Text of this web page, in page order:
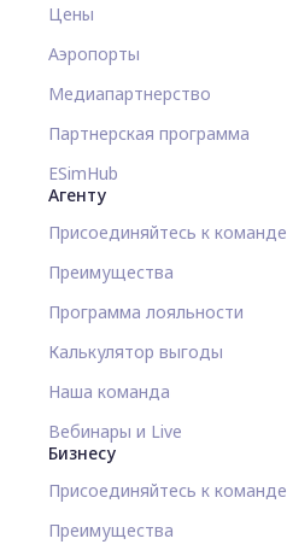
Цены
Аэропорты
Медиапартнерство
Партнерская программа
ESimHub
Агенту
Присоединяйтесь к команде
Преимущества
Программа лояльности
Калькулятор выгоды
Наша команда
Вебинары и Live
Бизнесу
Присоединяйтесь к команде
Преимущества